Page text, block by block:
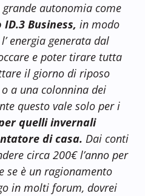
grande autonomia come
Business, in modo
energia generata dal
e poter tirare tutta
il giorno di riposo
a una colonnina dei
questo vale solo per i
quelli invernali
di casa. Dai conti
circa 200€ l’anno per
se è un ragionamento
in molti forum, dovrei